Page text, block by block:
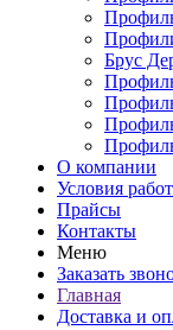
Брус
О компании
Условия
Прайсы
Контакты
Меню
Заказать
Главная
Доставка и